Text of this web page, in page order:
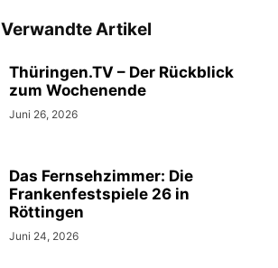
Verwandte Artikel
Thüringen.TV – Der Rückblick
zum Wochenende
Juni 26, 2026
Das Fernsehzimmer: Die
Frankenfestspiele 26 in
Röttingen
Juni 24, 2026